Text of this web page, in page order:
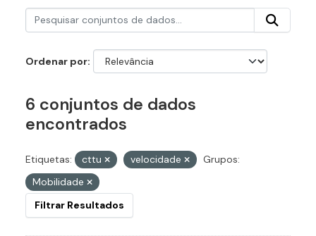
Ordenar por
6 conjuntos de dados
encontrados
Etiquetas: cttu velocidade
Grupos:
Mobilidade
Filtrar Resultados